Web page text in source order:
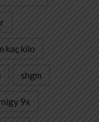
kaç kilo
shgm
9x